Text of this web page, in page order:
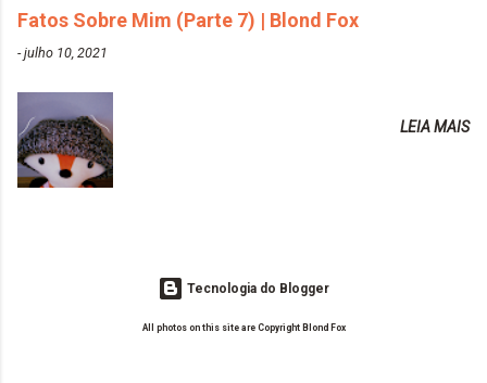
Ozzy Lilac
em meu cabelo, pois, sempre jogava tinta em cima
embora... O que tem de melhor em ser Blogueira? Ver o seu trabalho
sendo reconhecido. Aonde deseja chegar com o seu Blog? Muito
além daquilo que imagino. Seu blog pra você é profissional ou passa-
tempo? Vejo como sendo profissional. Me empenho muito fazendo
tudo para ele. Quais blogs acompanha, e quais indica? Eu acompanho
o Drilly Design e comecei a ler as postagens do antigo blog da Sweet
Carol "Magic Days". Tem sido fácil o convívio com seguidoras e
leitoras? Claro. Seu blog já esta como quer, ou ainda ...
Fatos Sobre Mim (Parte 7) | Blond Fox
-julho 10, 2021
LEIA MAIS
Tecnologia do Blogger
All photos on this site are Copyright Blond Fox